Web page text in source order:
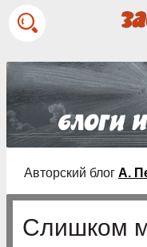
Авторский блог А.
Слишком